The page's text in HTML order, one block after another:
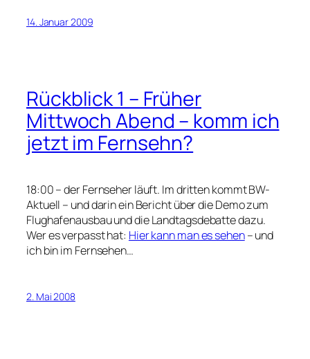
14. Januar 2009
Rückblick 1 – Früher
Mittwoch Abend – komm ich
jetzt im Fernsehn?
18:00 – der Fernseher läuft. Im dritten kommt BW-
Aktuell – und darin ein Bericht über die Demo zum
Flughafenausbau und die Landtagsdebatte dazu.
Wer es verpasst hat: Hier kann man es sehen– und
ich bin im Fernsehen…
2. Mai 2008